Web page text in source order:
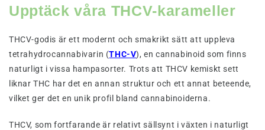
Upptäck våra THCV-karameller
THCV-godis är ett modernt och smakrikt sätt att uppleva
tetrahydrocannabivarin (THC-V), en cannabinoid som finns
naturligt i vissa hampasorter. Trots att THCV kemiskt sett
liknar THC har det en annan struktur och ett annat beteende,
vilket ger det en unik profil bland cannabinoiderna.
THCV, som fortfarande är relativt sällsynt i växten i naturligt